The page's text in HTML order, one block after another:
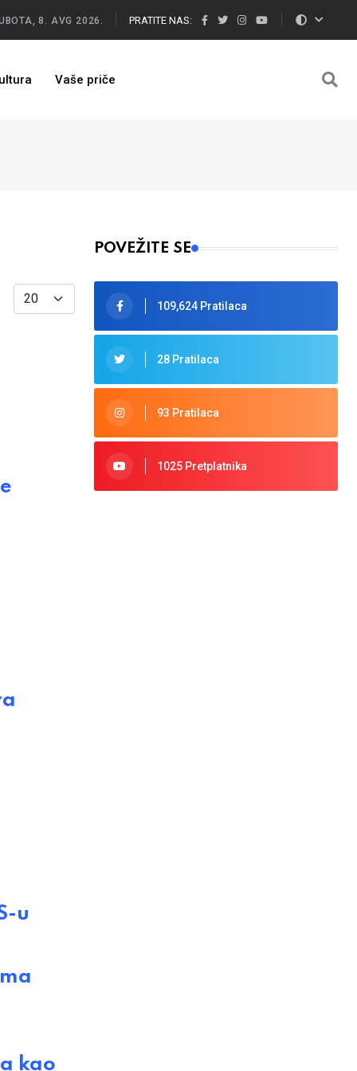
8. AVG 2026. PRATITE NAS:
Vaše priče
Display #
u
kao
POVEŽITE SE
109,624 Pratilaca
28 Pratilaca
93 Pratilaca
1025 Pretplatnika